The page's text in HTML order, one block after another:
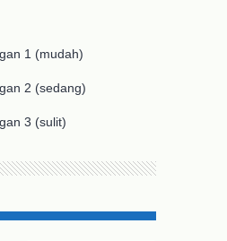
1 (mudah)
2 (sedang)
3 (sulit)